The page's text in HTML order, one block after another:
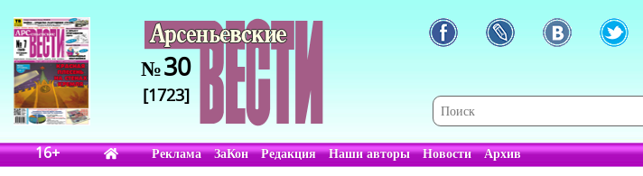
№30
[1723]
16+ Реклама ЗаКон Редакция Наши авторы Новости Архив